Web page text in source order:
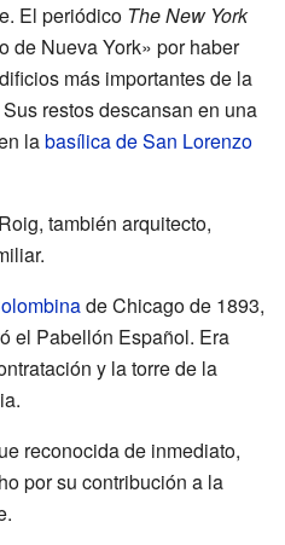
El periódico The New York
de Nueva York» por haber
más importantes de la
restos descansan en una
labasílica de San Lorenzo
también arquitecto,
de Chicago de 1893,
el Pabellón Español. Era
y la torre de la
reconocida de inmediato,
por su contribución a la